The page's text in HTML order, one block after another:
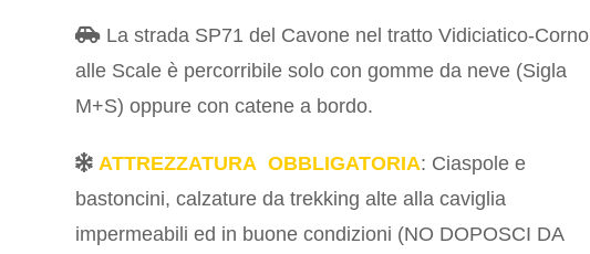
La strada SP71 del Cavone nel tratto Vidiciatico-Corno
alle Scale è percorribile solo con gomme da neve (Sigla
M+S) oppure con catene a bordo.
ATTREZZATURA OBBLIGATORIA: Ciaspole e
bastoncini, calzature da trekking alte alla caviglia
impermeabili ed in buone condizioni (NO DOPOSCI DA